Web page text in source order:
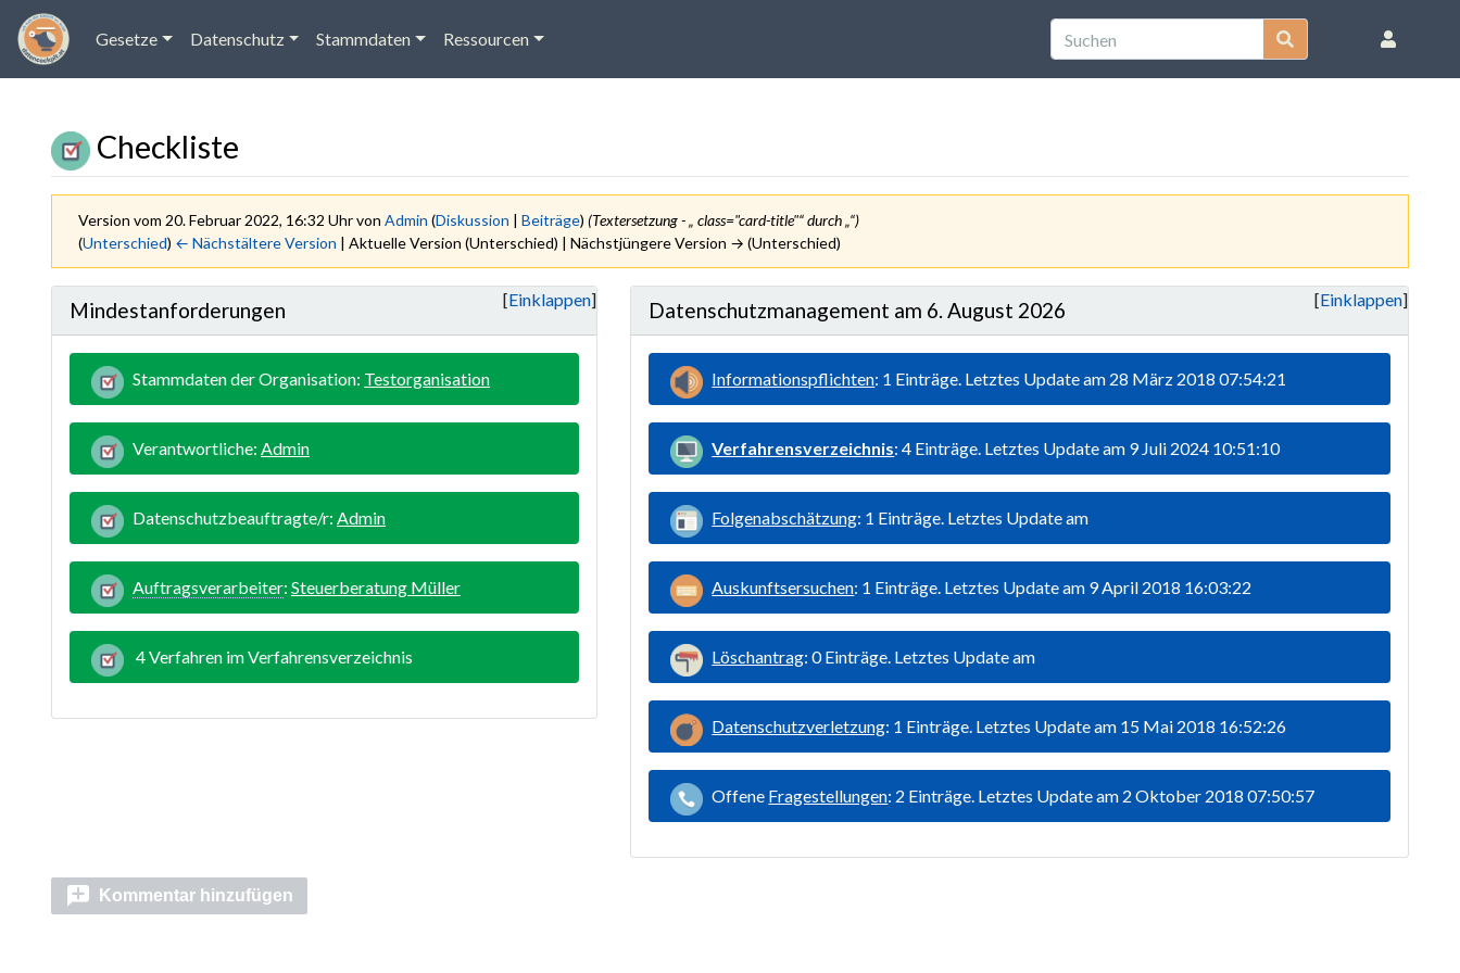
Gesetze Datenschutz Stammdaten Ressourcen
Checkliste
Version vom 20. Februar 2022, 16:32 Uhr von Admin (Diskussion | Beiträge) (Textersetzung - „ class="card-title"“ durch „“)
(Unterschied) ← Nächstältere Version | Aktuelle Version (Unterschied) | Nächstjüngere Version → (Unterschied)
Einklappen
Mindestanforderungen
Stammdaten der Organisation: Testorganisation
Verantwortliche: Admin
Datenschutzbeauftragte/r: Admin
Auftragsverarbeiter: Steuerberatung Müller
4 Verfahren im Verfahrensverzeichnis
Einklappen
Datenschutzmanagement am 6. August 2026
Informationspflichten: 1 Einträge. Letztes Update am 28 März 2018 07:54:21
Verfahrensverzeichnis: 4 Einträge. Letztes Update am 9 Juli 2024 10:51:10
Folgenabschätzung: 1 Einträge. Letztes Update am
Auskunftsersuchen: 1 Einträge. Letztes Update am 9 April 2018 16:03:22
Löschantrag: 0 Einträge. Letztes Update am
Datenschutzverletzung: 1 Einträge. Letztes Update am 15 Mai 2018 16:52:26
Offene Fragestellungen: 2 Einträge. Letztes Update am 2 Oktober 2018 07:50:57
Kommentar hinzufügen